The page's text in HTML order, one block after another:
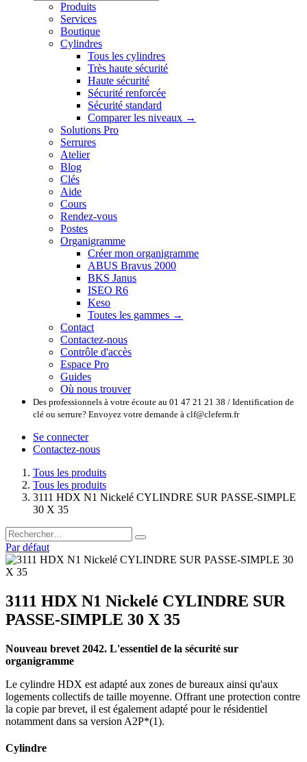
Produits
Services
Boutique
Cylindres
Tous les cylindres
Très haute sécurité
Haute sécurité
Sécurité renforcée
Sécurité standard
Comparer les niveaux →
Solutions Pro
Serrures
Atelier
Blog
Clés
Aide
Cours
Rendez-vous
Postes
Organigramme
Créer mon organigramme
ABUS Bravus 2000
BKS Janus
ISEO R6
Keso
Toutes les gammes →
Contact
Contactez-nous
Contrôle d'accès
Espace Pro
Guides
Où nous trouver
Des professionnels à votre écoute au 01 47 21 21 38 / Identification de
clé ou serrure? Envoyez votre demande à clf@cleferm.fr
Se connecter
Contactez-nous
Tous les produits
Tous les produits
3111 HDX N1 Nickelé CYLINDRE SUR PASSE-SIMPLE
30 X 35
Par défaut
3111 HDX N1 Nickelé CYLINDRE SUR
PASSE-SIMPLE 30 X 35
Nouveau brevet 2042. L'essentiel de la sécurité sur
organigramme
Le cylindre HDX est adapté aux zones de bureaux ainsi qu'aux
logements collectifs de taille moyenne. Offrant une protection contre
la copie par brevet, il est également adapté pour le résidentiel
notamment dans sa version A2P*(1).
Cylindre